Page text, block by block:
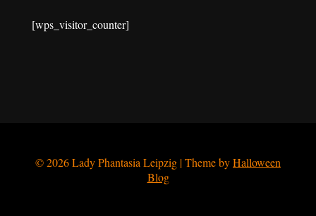
[wps_visitor_counter]
© 2026 Lady Phantasia Leipzig | Theme byHalloween
Blog